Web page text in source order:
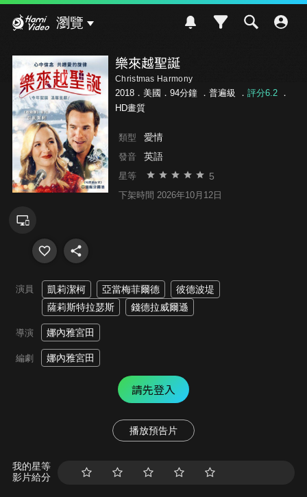
瀏覽
樂來越聖誕
Christmas Harmony
2018．美國．94分鐘 ． 普遍級 ． 評分6.2．
HD畫質
類型 愛情
發音 英語
星等 5
下架時間 2026年10月12日
演員 凱莉潔柯 亞當梅菲爾德
彼德波堤
薩莉斯特拉瑟斯
錢德拉威爾遜
導演 娜內雅宮田
編劇 娜內雅宮田
請先登入
播放預告片
我的星等
影片給分